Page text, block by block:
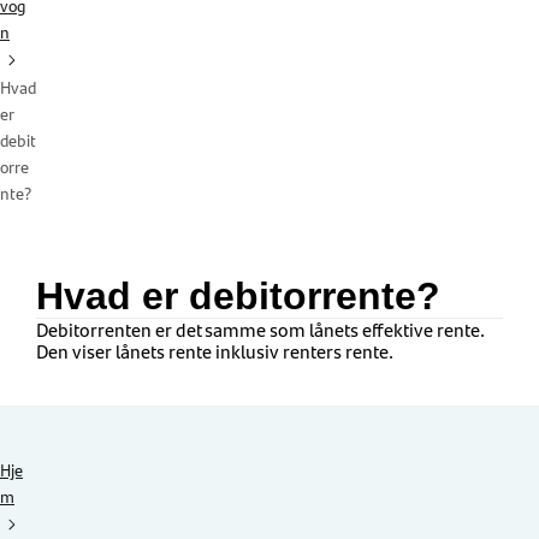
vog
n
Hvad
er
debit
orre
nte?
Hvad er debitorrente?
Debitorrenten er det samme som lånets effektive rente.
Den viser lånets rente inklusiv renters rente.
Hje
m